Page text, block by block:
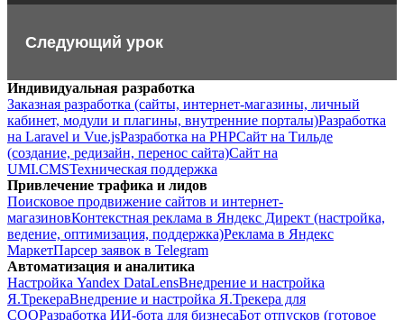
Следующий урок
Индивидуальная разработка
Заказная разработка (сайты, интернет-магазины, личный
кабинет, модули и плагины, внутренние порталы)Разработка
на Laravel и Vue.jsРазработка на PHPСайт на Тильде
(создание, редизайн, перенос сайта)Сайт на
UMI.CMSТехническая поддержка
Привлечение трафика и лидов
Поисковое продвижение сайтов и интернет-
магазиновКонтекстная реклама в Яндекс Директ (настройка,
ведение, оптимизация, поддержка)Реклама в Яндекс
МаркетПарсер заявок в Telegram
Автоматизация и аналитика
Настройка Yandex DataLensВнедрение и настройка
Я.ТрекераВнедрение и настройка Я.Трекера для
СООРазработка ИИ-бота для бизнесаБот отпусков (готовое